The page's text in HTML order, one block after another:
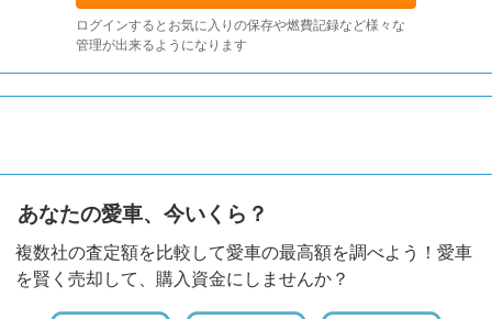
ログインするとお気に入りの保存や燃費記録など様々な
管理が出来るようになります
あなたの愛車、今いくら？
複数社の査定額を比較して愛車の最高額を調べよう！愛車
を賢く売却して、購入資金にしませんか？